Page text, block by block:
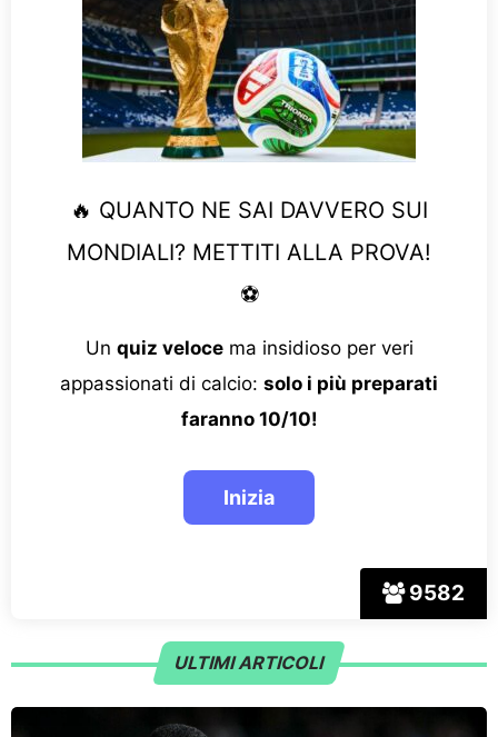
9582
🔥 QUANTO NE SAI DAVVERO SUI
MONDIALI? METTITI ALLA PROVA!
⚽
Un quiz velocema insidioso per veri
appassionati di calcio: solo i più preparati
faranno 10/10!
ULTIMI ARTICOLI